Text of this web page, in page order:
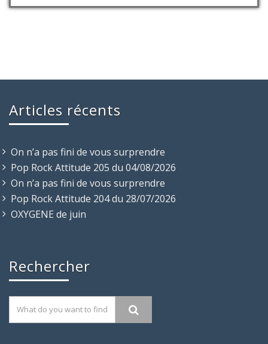
Articles récents
On n’a pas fini de vous surprendre
Pop Rock Attitude 205 du 04/08/2026
On n’a pas fini de vous surprendre
Pop Rock Attitude 204 du 28/07/2026
OXYGENE de juin
Rechercher